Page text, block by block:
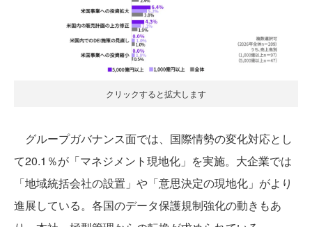
クリックすると拡大します
グループガバナンス面では、国際情勢の変化対応とし
て20.1％が「マネジメント現地化」を実施。大企業では
「地域統括会社の設置」や「意思決定の現地化」がより
進展している。各国のデータ保護規制強化の動きもあ